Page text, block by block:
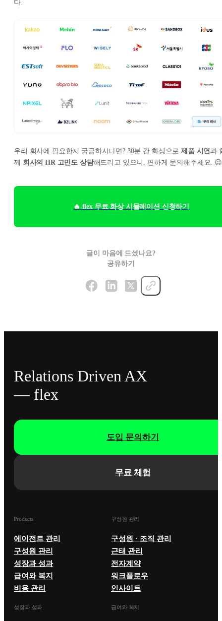
다.
우리 회사에 필요한지 궁금하시다면? 30분 간 화상으로제품 시연과
께 회사의 HR 고민도 상담해드리고 있으니, 편하게 문의해주세요. 😉
🔥 flex 무료 화상 시뮬레이션 신청하기
글이 마음에 드셨나요?
공유하기
Relations Driven AX
— flex
무료 체험
도입 문의하기
Products
에이전트 관리
구성원 관리
성장과 성과
급여와 복지
비용 관리
구성원 관리
구성원 · 조직 관리
근태 관리
전자계약
워크플로우
인사이트
성장과 성과 급여와 복지